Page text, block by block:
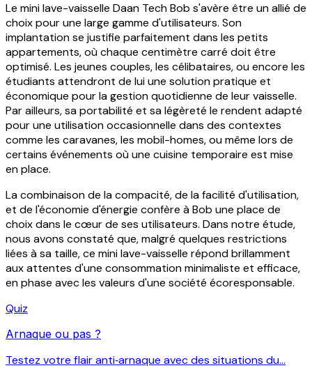
Le mini lave-vaisselle Daan Tech Bob s'avère être un allié de
choix pour une large gamme d'utilisateurs. Son
implantation se justifie parfaitement dans les petits
appartements, où chaque centimètre carré doit être
optimisé. Les jeunes couples, les célibataires, ou encore les
étudiants attendront de lui une solution pratique et
économique pour la gestion quotidienne de leur vaisselle.
Par ailleurs, sa portabilité et sa légèreté le rendent adapté
pour une utilisation occasionnelle dans des contextes
comme les caravanes, les mobil-homes, ou même lors de
certains événements où une cuisine temporaire est mise
en place.
La combinaison de la compacité, de la facilité d'utilisation,
et de l'économie d'énergie confère à Bob une place de
choix dans le cœur de ses utilisateurs. Dans notre étude,
nous avons constaté que, malgré quelques restrictions
liées à sa taille, ce mini lave-vaisselle répond brillamment
aux attentes d'une consommation minimaliste et efficace,
en phase avec les valeurs d'une société écoresponsable.
Quiz
Arnaque ou pas ?
Testez votre flair anti‑arnaque avec des situations du...